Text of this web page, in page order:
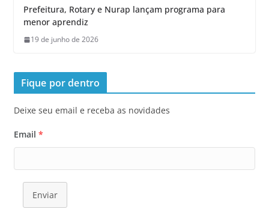
Prefeitura, Rotary e Nurap lançam programa para
menor aprendiz
19 de junho de 2026
Fique por dentro
Deixe seu email e receba as novidades
Email *
Enviar